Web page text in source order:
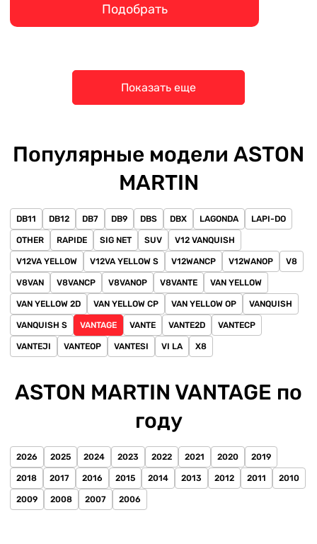
Подобрать
Показать еще
Популярные модели ASTON
MARTIN
DB11 DB12 DB7 DB9 DBS DBX LAGONDA LAPI-DO
OTHER RAPIDE SIG NET SUV V12 VANQUISH
V12VA YELLOW V12VA YELLOW S V12WANCP V12WANOP V8
V8VAN V8VANCP V8VANOP V8VANTE VAN YELLOW
VAN YELLOW 2D VAN YELLOW CP VAN YELLOW OP VANQUISH
VANQUISH S VANTAGE VANTE VANTE2D VANTECP
VANTEJI VANTEOP VANTESI VI LA X8
ASTON MARTIN VANTAGE по
году
2026 2025 2024 2023 2022 2021 2020 2019
2018 2017 2016 2015 2014 2013 2012 2011 2010
2009 2008 2007 2006